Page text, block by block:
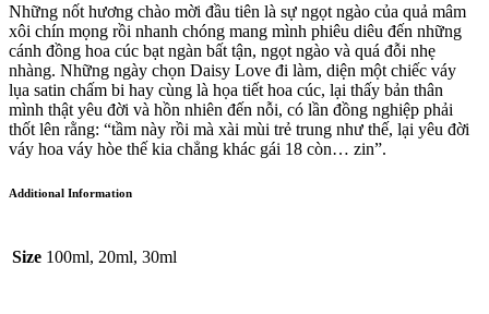
Những nốt hương chào mời đầu tiên là sự ngọt ngào của quả mâm
xôi chín mọng rồi nhanh chóng mang mình phiêu diêu đến những
cánh đồng hoa cúc bạt ngàn bất tận, ngọt ngào và quá đỗi nhẹ
nhàng. Những ngày chọn Daisy Love đi làm, diện một chiếc váy
lụa satin chấm bi hay cùng là họa tiết hoa cúc, lại thấy bản thân
mình thật yêu đời và hồn nhiên đến nỗi, có lần đồng nghiệp phải
thốt lên rằng: “tầm này rồi mà xài mùi trẻ trung như thế, lại yêu đời
váy hoa váy hòe thế kia chẳng khác gái 18 còn… zin”.
Additional Information
Size 100ml, 20ml, 30ml